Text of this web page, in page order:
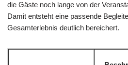
die Gäste noch lange von der
Damit entsteht eine passende
Gesamterlebnis deutlich bereichert.